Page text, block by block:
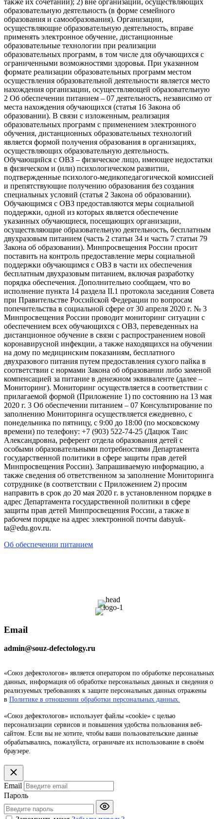
также их сочетании); 2) вне организаций, осуществляющих
образовательную деятельность (в форме семейного
образования и самообразования). Организации,
осуществляющие образовательную деятельность, вправе
применять электронное обучение, дистанционные
образовательные технологии при реализации
образовательных программ, в том числе для обучающихся с
ограниченными возможностями здоровья. При указанном
формате реализации образовательных программ местом
осуществления образовательной деятельности является место
нахождения организации, осуществляющей образовательную
2 Об обеспечении питанием – 07 деятельность, независимо от
места нахождения обучающихся (статья 16 Закона об
образовании). В связи с изложенным, реализация
образовательных программ с применением электронного
обучения, дистанционных образовательных технологий
является формой получения образования в организациях,
осуществляющих образовательную деятельность.
Обучающийся с ОВЗ – физическое лицо, имеющее недостатки
в физическом и (или) психологическом развитии,
подтвержденные психолого-медикопедагогической комиссией
и препятствующие получению образования без создания
специальных условий (статья 2 Закона об образовании).
Обучающимся с ОВЗ предоставляются меры социальной
поддержки, одной из которых является обеспечение
указанных обучающиеся, посещающих организации,
осуществляющие образовательную деятельность, бесплатным
двухразовым питанием (часть 2 статьи 34 и часть 7 статьи 79
Закона об образовании). Минпросвещения России просит
поставить на контроль предоставление меры социальной
поддержки обучающимся с ОВЗ в части их обеспечения
бесплатным двухразовым питанием, включая разработку
порядка обеспечения. Дополнительно сообщаем, что во
исполнение пункта 14 раздела II.1 протокола заседания Совета
при Правительстве Российской Федерации по вопросам
попечительства в социальной сфере от 30 апреля 2020 г. № 3
Минпросвещения России проводит мониторинг ситуации с
обеспечением всех обучающихся с ОВЗ, переведенных на
дистанционное обучение в связи с распространением новой
коронавирусной инфекции, а также находящихся на обучении
на дому по медицинским показаниям, бесплатного
двухразового питания путем предоставления сухого пайка в
соответствии с нормами Закона об образовании либо заменой
компенсацией за питание в денежном эквиваленте (далее –
Мониторинг). Мониторинг осуществляется в соответствии с
прилагаемой формой (Приложение 1) по состоянию на 13 мая
2020 г. 3 Об обеспечении питанием – 07 Консультирование по
заполнению Мониторинга осуществляется ежедневно, с
понедельника по пятницу, с 9:00 до 18:00 (по московскому
времени) по телефону: +7 (903) 522-74-25 (Дацюк Таис
Александровна, референт отдела образования детей с
особыми образовательными потребностями Департамента
государственной политики в сфере защиты прав детей
Минпросвещения России). Запрашиваемую информацию, а
также сведения об ответственном за заполнение Мониторинга
сотруднике (в соответствии с Приложением 2) просим
направить в срок до 20 мая 2020 г. в установленном порядке в
адрес Департамента государственной политики в сфере
защиты прав детей Минпросвещения России, а также в
рабочем порядке на адрес электронной почты datsyuk-
ta@edu.gov.ru.
Об обеспечении питанием
Email
admin@souz-defectology.ru
«Союз дефектологов» является оператором по обработке персональных
данных, информация об обработке персональных данных и сведения о
реализуемых требованиях к защите персональных данных отражены
в Политике в отношении обработки персональных данных.
«Союз дефектологов» использует файлы «cookie» с целью
персонализации сервисов и повышения удобства пользования веб-
сайтом. Если вы не хотите, чтобы ваши пользовательские данные
обрабатывались, пожалуйста, ограничьте их использование в своём
браузере.
Email
Пароль